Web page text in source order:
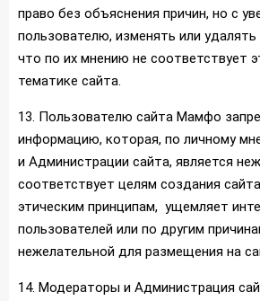
право без объяснения причин, но с
пользователю, изменять или
что по их мнению не соответствует
тематике сайта.
13. Пользователю сайта Мамфо
информацию, которая, по личному
и Администрации сайта, является
соответствует целям создания
этическим принципам, ущемляет
пользователей или по другим
нежелательной для размещения на
14. Модераторы и Администрация